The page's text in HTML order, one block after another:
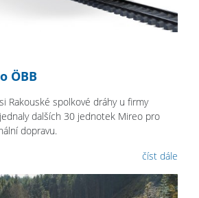
ÖBB
Rakouské spolkové dráhy u firmy
dalších 30 jednotek Mireo pro
dopravu.
číst dále